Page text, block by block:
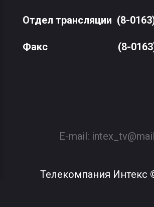
Отдел трансляции (8-
Факс(8-0163)
E-mail:
Телекомпания Интекс